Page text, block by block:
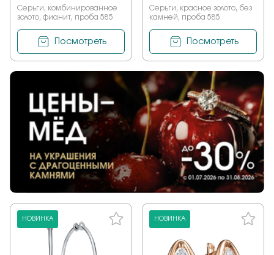
Серьги, комбинированное
золото, фианит, проба 585
Посмотреть
Серьги, красное золото, без
камней, проба 585
Посмотреть
НОВИНКА НОВИНКА